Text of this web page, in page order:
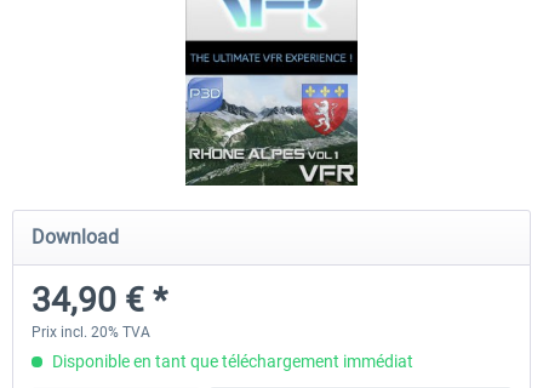
Hamburg-Finkenwerder
12,00 € *
Madeira X Evolution
Download
34,90 € *
Prix incl. 20% TVA
Disponible en tant que téléchargement immédiat